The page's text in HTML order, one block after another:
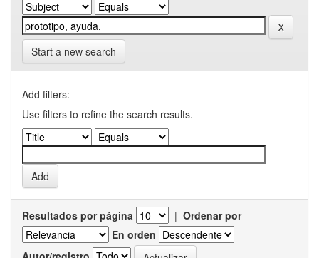
Start a new search
Add filters:
Use filters to refine the search results.
Resultados por página | Ordenar por
En orden